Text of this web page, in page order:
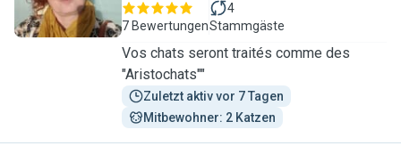
7 Bewertungen
4
Stammgäste
Vos chats seront traités comme des
"Aristochats""
Zuletzt aktiv vor 7 Tagen
Mitbewohner: 2 Katzen